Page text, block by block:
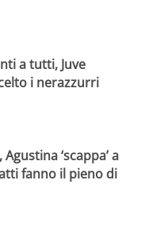
a tutti, Juve
i nerazzurri
‘scappa’ a
fanno il pieno di